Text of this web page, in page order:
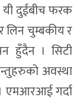
यी दुईबीच फरक
लिन चुम्बकीय र
हुँदैन । सिटी
अवस्था
गर्दा